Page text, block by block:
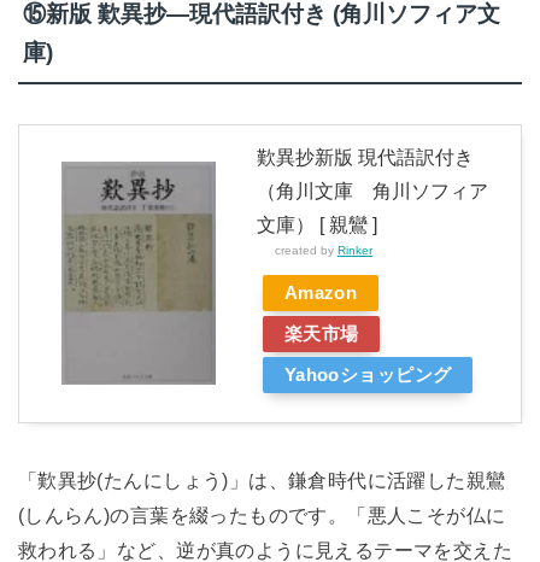
⑮新版 歎異抄―現代語訳付き (角川ソフィア文
庫)
歎異抄新版 現代語訳付き
（角川文庫 角川ソフィア
文庫） [ 親鸞 ]
created by Rinker
Amazon
楽天市場
Yahooショッピング
「歎異抄(たんにしょう)」は、鎌倉時代に活躍した親鸞
(しんらん)の言葉を綴ったものです。「悪人こそが仏に
救われる」など、逆が真のように見えるテーマを交えた